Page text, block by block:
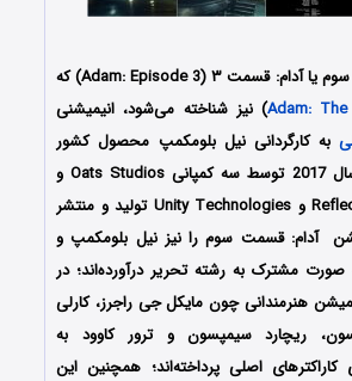
کارتون آدام: قسمت سوم یا آدام: قسمت ۳ (Adam: Episode 3) که
Adam:) نیز شناخته می‌شود، انیمیشنی
به کارگردانی نیل بلومکمپ محصول کشور
کانادا است که در سال 2017 توسط سه کمپانی Oats Studios و
Reflector Entertainment و Unity Technologies تولید و منتشر
آدام: قسمت سوم را نیز نیل بلومکمپ و
مشترک به رشته تحریر درآورده‌‌‌‌‌اند؛ در
هنرمندانی چون مایکل جی راجرز، کارلی
ریچارد سیمپسون و ترور کاوود به
اصلی پرداخته‌اند؛ همچنین این